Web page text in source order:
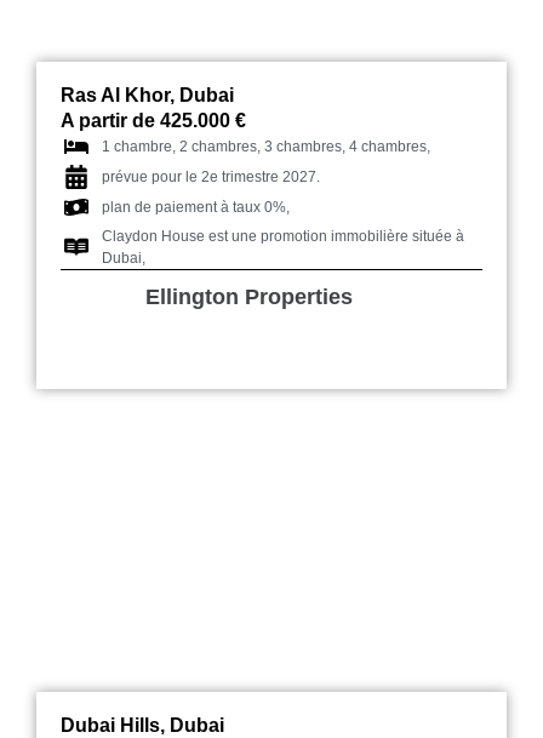
Ras Al Khor, Dubai
A partir de 425.000 €
1 chambre, 2 chambres, 3 chambres, 4 chambres,
prévue pour le 2e trimestre 2027.
plan de paiement à taux 0%,
Claydon House est une promotion immobilière située à
Dubai,
Ellington Properties
Dubai Hills, Dubai